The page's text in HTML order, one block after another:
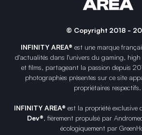
© Copyright 2018 -
INFINITY AREA® est une marque
d'actualités dans l'univers du gaming, high
et films, partageant la passion depuis
photographies présentes sur ce site
propriétaires respectifs.
INFINITY AREA® est la propriété exclusive
Dev®, fièrement propulsé par
écologiquement par